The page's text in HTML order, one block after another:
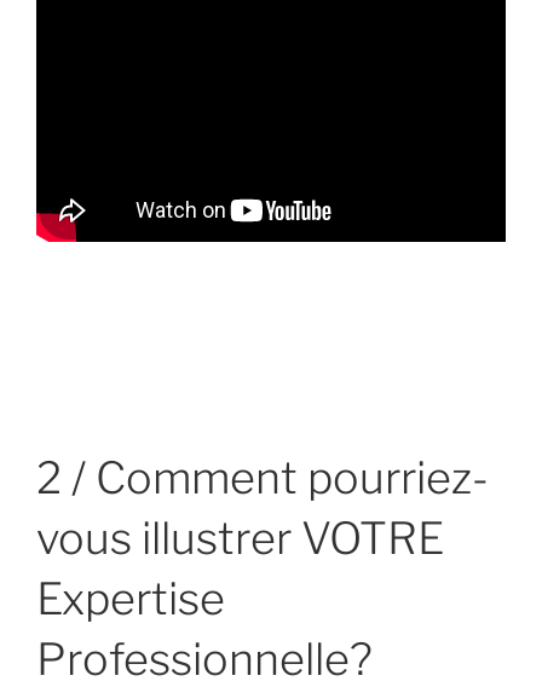
2 / Comment pourriez-
vous illustrer VOTRE
Expertise
Professionnelle?